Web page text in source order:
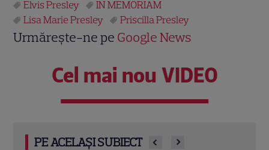
Elvis Presley
IN MEMORIAM
Lisa Marie Presley
Priscilla Presley
Urmărește-ne pe Google News
Cel mai nou VIDEO
PE ACELAȘI SUBIECT